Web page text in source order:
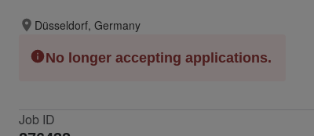
Düsseldorf, Germany
No longer accepting applications.
Job ID